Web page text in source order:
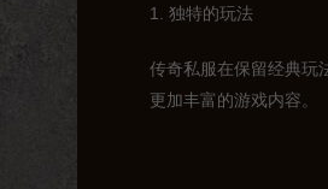
1. 独特的玩法
传奇私服在保留经典玩
更加丰富的游戏内容。